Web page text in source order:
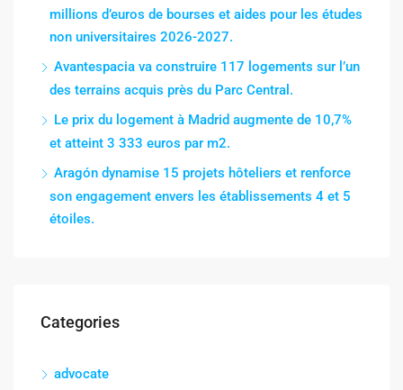
millions d’euros de bourses et aides pour les études
non universitaires 2026-2027.
Avantespacia va construire 117 logements sur l’un
des terrains acquis près du Parc Central.
Le prix du logement à Madrid augmente de 10,7%
et atteint 3 333 euros par m2.
Aragón dynamise 15 projets hôteliers et renforce
son engagement envers les établissements 4 et 5
étoiles.
Categories
advocate